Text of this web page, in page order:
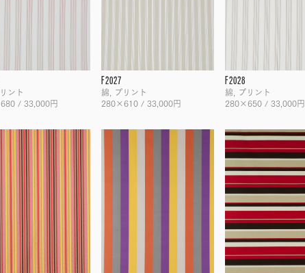
ント
/ 33,000円
F2027
綿, プリント
280×610 / 33,000円
F2028
綿, プリント
280×650 / 33,000円